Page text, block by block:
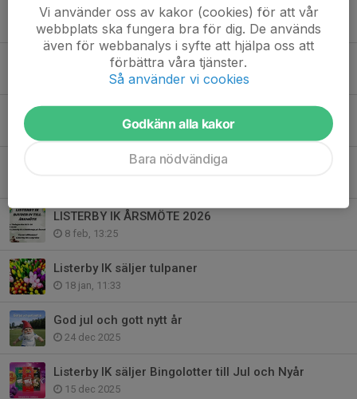
Listerby IK säljstart New Body 13 april
7 apr, 19:48
Listerby IK i samarbete med Swedbank
5 apr, 13:44
14 mar, 18:05
Sparbanken Eken sponsrar Listerby ik
LISTERBY IK ÅRSMÖTE 2026
8 feb, 13:25
Listerby IK säljer tulpaner
18 jan, 11:33
God jul och gott nytt år
24 dec 2025
Listerby IK säljer Bingolotter till Jul och Nyår
15 dec 2025
Vi använder oss av kakor (cookies) för att vår
webbplats ska fungera bra för dig. De används
även för webbanalys i syfte att hjälpa oss att
förbättra våra tjänster.
Så använder vi cookies
Godkänn alla kakor
Bara nödvändiga